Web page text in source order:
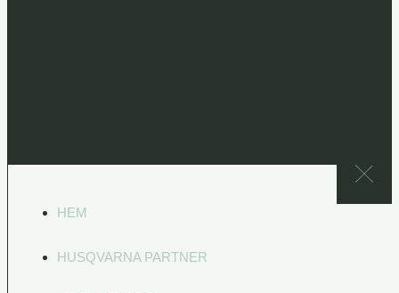
HEM
HUSQVARNA PARTNER